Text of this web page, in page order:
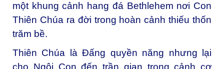
một khung cảnh hang đá Bethlehem nơi Con
Thiên Chúa ra đời trong hoàn cảnh thiếu thốn
trăm bề.
Thiên Chúa là Đấng quyền năng nhưng lại
cho Ngôi Con đến trần gian trong cảnh cơ